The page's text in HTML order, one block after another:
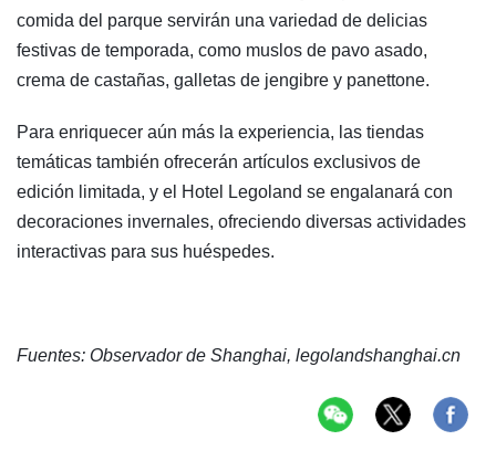
comida del parque servirán una variedad de delicias
festivas de temporada, como muslos de pavo asado,
crema de castañas, galletas de jengibre y panettone.
Para enriquecer aún más la experiencia, las tiendas
temáticas también ofrecerán artículos exclusivos de
edición limitada, y el Hotel Legoland se engalanará con
decoraciones invernales, ofreciendo diversas actividades
interactivas para sus huéspedes.
Fuentes: Observador de Shanghai, legolandshanghai.cn